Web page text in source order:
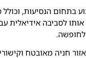
הנסיעות, וכולל
לסביבה אידיאלית
לחופשה.